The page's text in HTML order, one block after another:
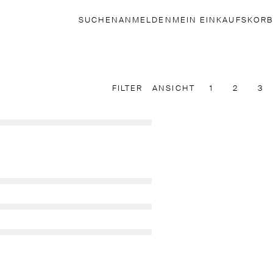
SUCHEN ANMELDEN MEIN EINKAUFSKORB
FILTER ANSICHT 1 2 3